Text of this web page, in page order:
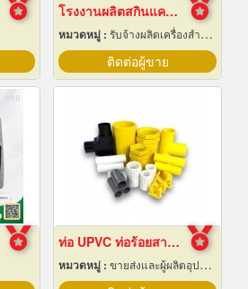
โรงงานผลิตสกินแคร์ นครปฐม
หมวดหมู่ : รับจ้างผลิตเครื่องสำอาง
ติดต่อผู้ขาย
ท่อ UPVC ท่อร้อยสายไฟ ท่อขาว ท่อเหลือง พัทยา ชลบุรี
หมวดหมู่ : ขายส่งและผู้ผลิตอุปกรณ์เครื่องใช้ไฟฟ้า